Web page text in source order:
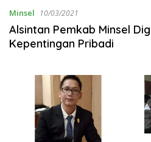
Minsel 10/03/2021
Alsintan Pemkab Minsel
Kepentingan Pribadi